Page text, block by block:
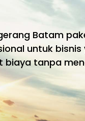
Batam
untuk
biaya tanpa